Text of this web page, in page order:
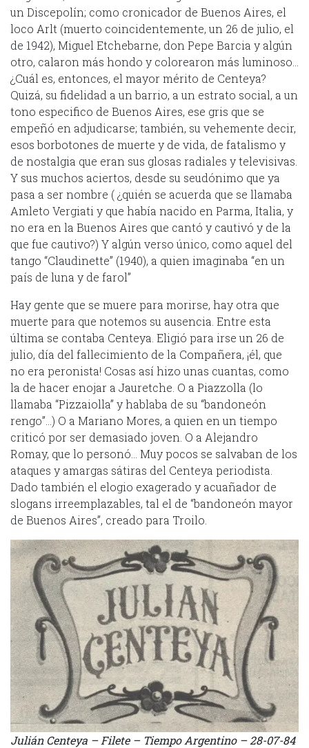
un Discepolín; como cronicador de Buenos Aires, el
loco Arlt (muerto coincidentemente, un 26 de julio, el
de 1942), Miguel Etchebarne, don Pepe Barcia y algún
otro, calaron más hondo y colorearon más luminoso…
¿Cuál es, entonces, el mayor mérito de Centeya?
Quizá, su fidelidad a un barrio, a un estrato social, a un
tono especifico de Buenos Aires, ese gris que se
empeñó en adjudicarse; también, su vehemente decir,
esos borbotones de muerte y de vida, de fatalismo y
de nostalgia que eran sus glosas radiales y televisivas.
Y sus muchos aciertos, desde su seudónimo que ya
pasa a ser nombre ( ¿quién se acuerda que se llamaba
Amleto Vergiati y que había nacido en Parma, Italia, y
no era en la Buenos Aires que cantó y cautivó y de la
que fue cautivo?) Y algún verso único, como aquel del
tango “Claudinette” (1940), a quien imaginaba “en un
país de luna y de farol”
Hay gente que se muere para morirse, hay otra que
muerte para que notemos su ausencia. Entre esta
última se contaba Centeya. Eligió para irse un 26 de
julio, día del fallecimiento de la Compañera, ¡él, que
no era peronista! Cosas así hizo unas cuantas, como
la de hacer enojar a Jauretche. O a Piazzolla (lo
llamaba “Pizzaiolla” y hablaba de su “bandoneón
rengo”…) O a Mariano Mores, a quien en un tiempo
criticó por ser demasiado joven. O a Alejandro
Romay, que lo personó… Muy pocos se salvaban de los
ataques y amargas sátiras del Centeya periodista.
Dado también el elogio exagerado y acuañador de
slogans irreemplazables, tal el de “bandoneón mayor
de Buenos Aires”, creado para Troilo.
Julián Centeya – Filete – Tiempo Argentino – 28-07-84